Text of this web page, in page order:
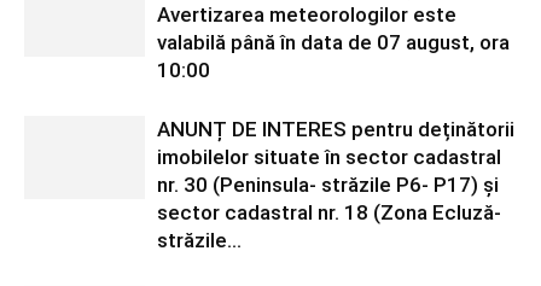
Avertizarea meteorologilor este
valabilă până în data de 07 august, ora
10:00
ANUNȚ DE INTERES pentru deținătorii
imobilelor situate în sector cadastral
nr. 30 (Peninsula- străzile P6- P17) și
sector cadastral nr. 18 (Zona Ecluză-
străzile...